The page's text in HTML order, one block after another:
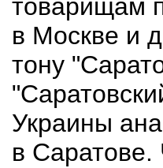
товарищам
в Москве и
тону
Украины
в Саратове.